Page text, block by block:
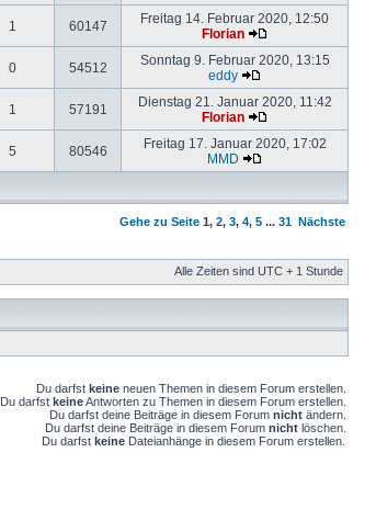
1 60147
Freitag 14. Februar 2020, 12:50
Florian
0 54512
Sonntag 9. Februar 2020, 13:15
eddy
1 57191
Dienstag 21. Januar 2020, 11:42
Florian
5 80546
Freitag 17. Januar 2020, 17:02
MMD
Gehe zu Seite 1, 2, 3, 4, 5 ... 31 Nächste
Alle Zeiten sind UTC + 1 Stunde
Du darfst keine neuen Themen in diesem Forum erstellen.
Du darfst keineAntworten zu Themen in diesem Forum erstellen.
Du darfst deine Beiträge in diesem Forum nicht ändern.
Du darfst deine Beiträge in diesem Forum nicht löschen.
Du darfst keine Dateianhänge in diesem Forum erstellen.